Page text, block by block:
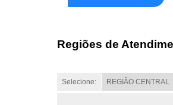
Regiões de
Selecione: REGIÃO CENTRAL